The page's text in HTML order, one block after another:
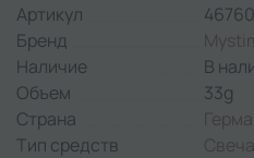
Артикул
46760
Бренд
Наличие
В
Объем
33g
Страна
Тип средств
Свеча